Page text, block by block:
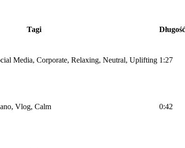
Tagi Długość
Media, Corporate, Relaxing, Neutral, Uplifting 1:27
Vlog, Calm 0:42